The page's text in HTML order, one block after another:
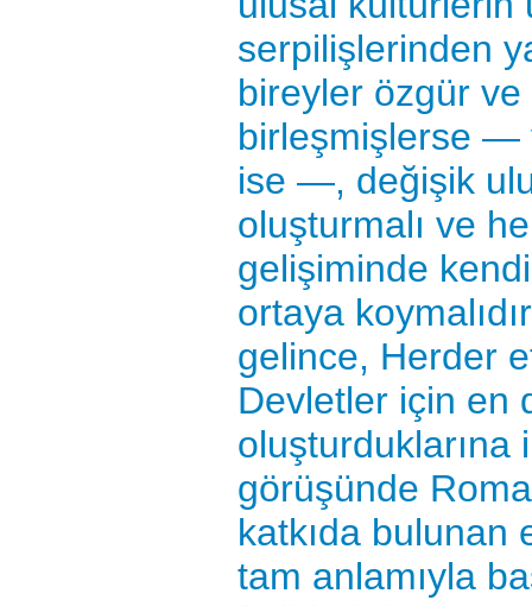
serpilişlerinden
bireyler özgür
birleşmişlerse —
ise —, değişik
oluşturmalı ve
gelişiminde
ortaya
gelince, Herder
Devletler için en
oluşturduklarına
görüşünde
katkıda bulunan
tam anlamıyla